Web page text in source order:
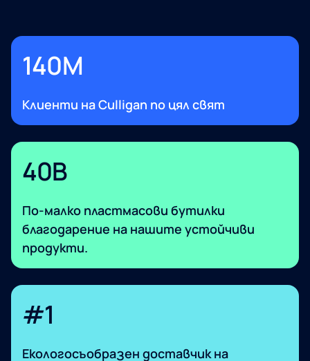
140M​
Клиенти на Culligan по цял свят
40B​
По-малко пластмасови бутилки
благодарение на нашите устойчиви
продукти.
#1
Екологосъобразен доставчик на